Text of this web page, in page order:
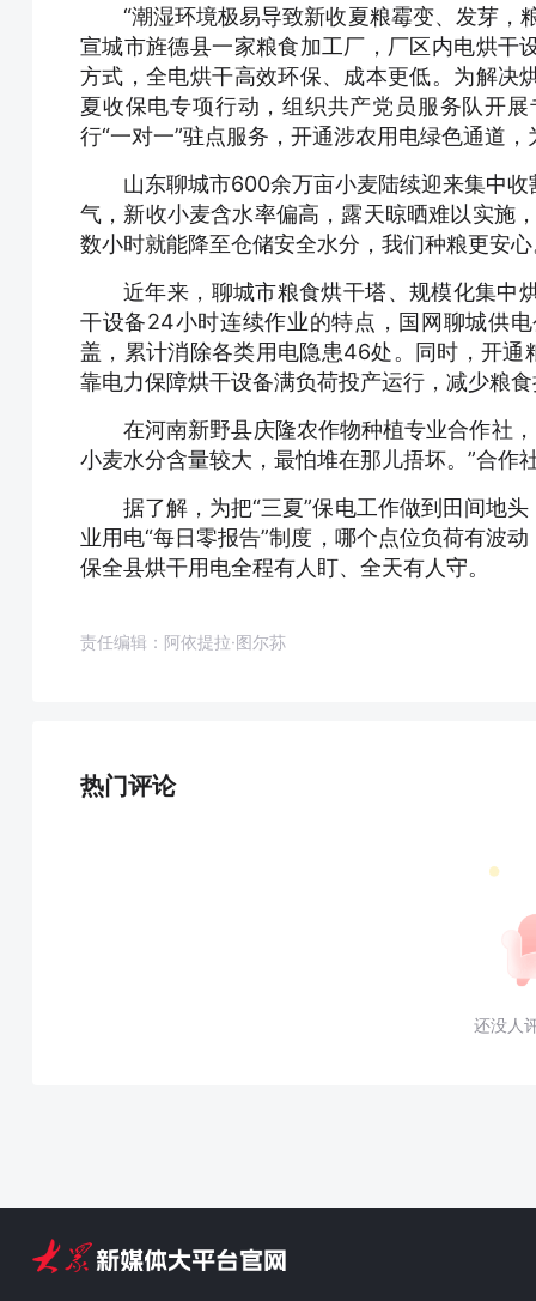
“潮湿环境极易导致新收夏粮霉变、发芽，
宣城市旌德县一家粮食加工厂，厂区内电烘干
方式，全电烘干高效环保、成本更低。为解决
夏收保电专项行动，组织共产党员服务队开
行“一对一”驻点服务，开通涉农用电绿色通道
山东聊城市600余万亩小麦陆续迎来集中
气，新收小麦含水率偏高，露天晾晒难以实施
数小时就能降至仓储安全水分，我们种粮更安
近年来，聊城市粮食烘干塔、规模化集中
干设备24小时连续作业的特点，国网聊城供
盖，累计消除各类用电隐患46处。同时，开通
靠电力保障烘干设备满负荷投产运行，减少粮
在河南新野县庆隆农作物种植专业合作社
小麦水分含量较大，最怕堆在那儿捂坏。”合
据了解，为把“三夏”保电工作做到田间地
业用电“每日零报告”制度，哪个点位负荷有波
保全县烘干用电全程有人盯、全天有人守。
责任编辑：阿依提拉·图尔荪
热门评论
还没人